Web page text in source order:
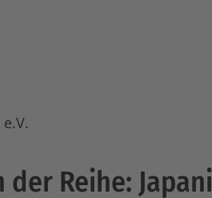
Reihe: